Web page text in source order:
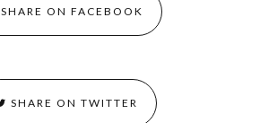
SHARE ON FACEBOOK
SHARE ON TWITTER